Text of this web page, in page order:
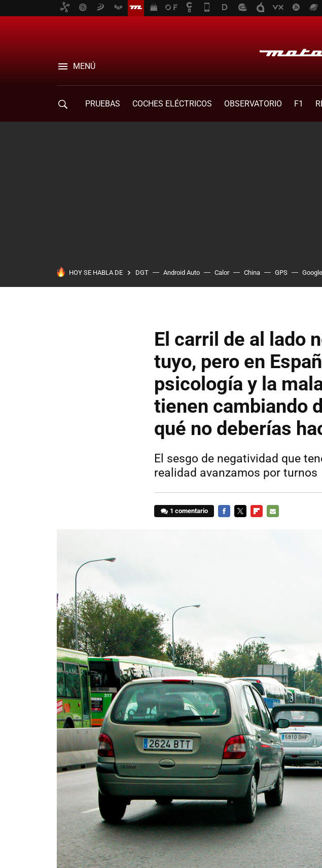
MENÚ
PRUEBAS COCHES ELÉCTRICOS OBSERVATORIO F1
HOY SE HABLA DE DGT Android Auto Calor China GPS
El carril de al lado
tuyo, pero en
psicología y la
tienen cambiando
qué no deberías
El sesgo de negatividad que
realidad avanzamos por turnos
1 comentario